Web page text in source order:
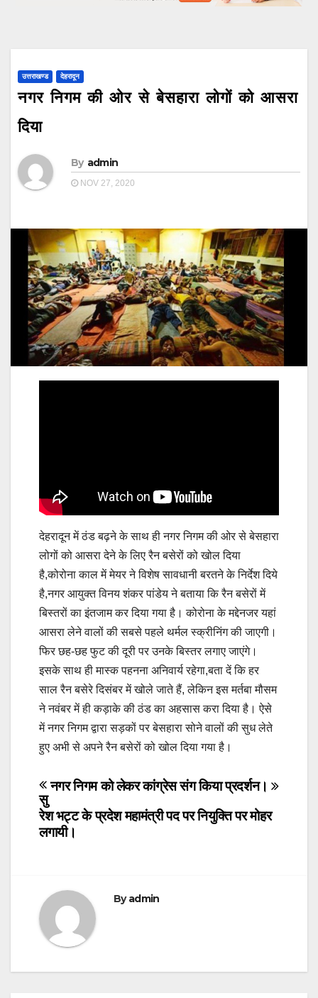
उत्तराखण्ड देहरादून
नगर निगम की ओर से बेसहारा लोगों को आसरा
दिया
By admin
NOV 27, 2020
देहरादून में ठंड बढ़ने के साथ ही नगर निगम की ओर से बेसहारा
लोगों को आसरा देने के लिए रैन बसेरों को खोल दिया
है,कोरोना काल में मेयर ने विशेष सावधानी बरतने के निर्देश दिये
है,नगर आयुक्त विनय शंकर पांडेय ने बताया कि रैन बसेरों में
बिस्तरों का इंतजाम कर दिया गया है। कोरोना के मद्देनजर यहां
आसरा लेने वालों की सबसे पहले थर्मल स्क्रीनिंग की जाएगी।
फिर छह-छह फुट की दूरी पर उनके बिस्तर लगाए जाएंगे।
इसके साथ ही मास्क पहनना अनिवार्य रहेगा,बता दें कि हर
साल रैन बसेरे दिसंबर में खोले जाते हैं, लेकिन इस मर्तबा मौसम
ने नवंबर में ही कड़ाके की ठंड का अहसास करा दिया है। ऐसे
में नगर निगम द्वारा सड़कों पर बेसहारा सोने वालों की सुध लेते
हुए अभी से अपने रैन बसेरों को खोल दिया गया है।
Post
navigation
नगर निगम को लेकर कांग्रेस संग किया प्रदर्शन।
सु
रेश भट्ट के प्रदेश महामंत्री पद पर नियुक्ति पर मोहर
लगायी।
Byadmin